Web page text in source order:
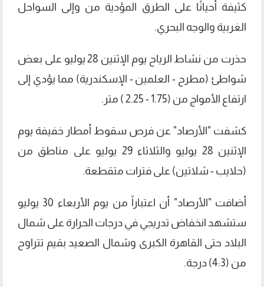
كثيفة أحيانًا على الطرق المؤدية من وإلى السواحل
الغربية والوجه البحري.
حذرت من نشاط الرياح يوم الإثنين 28 يوليو على بعض
شواطئ (مطرح - العلمين - الإسكندرية) مما يؤدي إلى
ارتفاع الأمواج من (1.75 - 2.25 ) متر.
كشفت "الأرصاد" عن فرص سقوط أمطار خفيفة يوم
الإثنين 28 يوليو والثلاثاء 29 يوليو على مناطق من
(حلايب - شلاتين) على فترات متقطعة.
أضافت "الأرصاد" أن اعتباراً من يوم الأربعاء 30 يوليو
ستشهد انخفاض تدريجي في درجات الحرارة على شمال
البلاد حتى القاهرة الكبرى وشمال الصعيد بقيم تتراوح
من (4:3) درجة.